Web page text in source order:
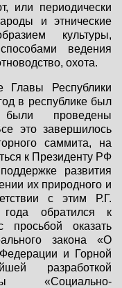
или периодически
и этнические
культуры,
ведения
охота.
Главы Республики
в республике был
проведены
это завершилось
саммита, на
к Президенту РФ
развития
их природного и
с этим Р.Г.
обратился к
оказать
закона «О
и Горной
разработкой
«Социально-